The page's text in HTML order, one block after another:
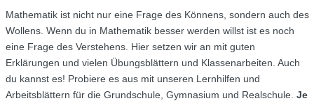
Mathematik ist nicht nur eine Frage des Könnens, sondern auch des
Wollens. Wenn du in Mathematik besser werden willst ist es noch
eine Frage des Verstehens. Hier setzen wir an mit guten
Erklärungen und vielen Übungsblättern und Klassenarbeiten. Auch
du kannst es! Probiere es aus mit unseren Lernhilfen und
Arbeitsblättern für die Grundschule, Gymnasium und Realschule. Je